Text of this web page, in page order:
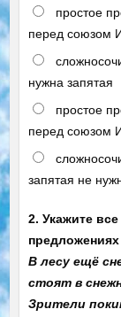
простое
перед союзом
нужна запятая
простое
перед союзом
запятая не
2. Укажите
В лесу ещё
стоят в
Зрители